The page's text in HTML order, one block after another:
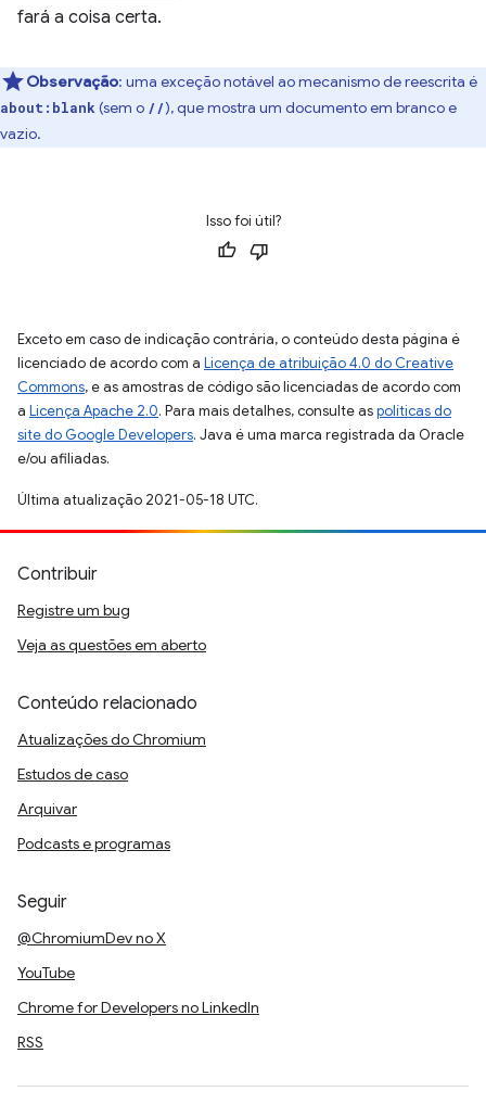
fará a coisa certa.
Observação: uma exceção notável ao mecanismo de reescrita é
about:blank (sem o //), que mostra um documento em branco e
vazio.
Isso foi útil?
Exceto em caso de indicação contrária, o conteúdo desta página é
licenciado de acordo com a Licença de atribuição 4.0 do Creative
Commons, e as amostras de código são licenciadas de acordo com
a Licença Apache 2.0. Para mais detalhes, consulte aspolíticas do
site do Google Developers. Java é uma marca registrada da Oracle
e/ou afiliadas.
Última atualização 2021-05-18 UTC.
Contribuir
Registre um bug
Veja as questões em aberto
Conteúdo relacionado
Atualizações do Chromium
Estudos de caso
Arquivar
Podcasts e programas
Seguir
@ChromiumDev no X
YouTube
Chrome for Developers no LinkedIn
RSS